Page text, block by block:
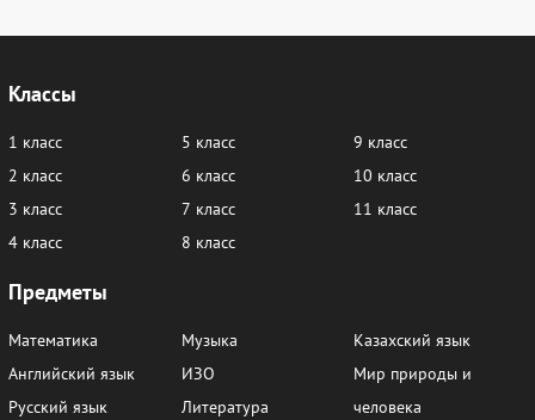
Классы
1 класс
2 класс
3 класс
4 класс
5 класс
6 класс
7 класс
8 класс
9 класс
10 класс
11 класс
Предметы
Математика
Английский язык
Русский язык
Музыка
ИЗО
Литература
Казахский язык
Мир природы и
человека